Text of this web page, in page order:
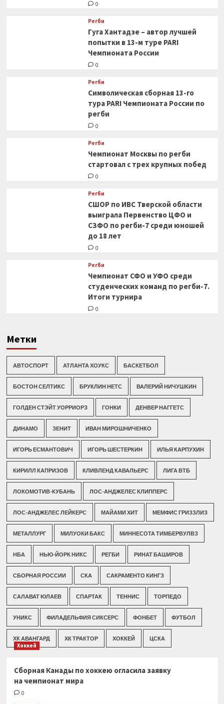
0
Регби
Гуга Хантадзе – автор лучшей
попытки в 13-м туре PARI
Чемпионата России
0
Регби
Символическая сборная 13-го
тура PARI Чемпионата России по
регби
0
Регби
Чемпионат Москвы по регби
стартовал с трех крупных побед
0
Регби
СШОР по ИВС Тверской области
выиграла Первенство ЦФО и
СЗФО по регби-7 среди юношей
до 18 лет
0
Регби
Чемпионат СФО и УФО среди
студенческих команд по регби-7.
Итоги турнира
0
Метки
АВТОСПОРТ АТЛАНТА ХОУКС БАСКЕТБОЛ
БОСТОН СЕЛТИКС БРУКЛИН НЕТС ВАЛЕРИЙ НИЧУШКИН
ГОЛДЕН СТЭЙТ УОРРИОРЗ ГОНКИ ДЕНВЕР НАГГЕТС
ДИНАМО ЗЕНИТ ИВАН МИРОШНИЧЕНКО
ИГОРЬ ЕСМАНТОВИЧ ИГОРЬ ШЕСТЕРКИН ИЛЬЯ КАРПУХИН
КИРИЛЛ КАПРИЗОВ КЛИВЛЕНД КАВАЛЬЕРС ЛИГА ВТБ
ЛОКОМОТИВ-КУБАНЬ ЛОС-АНДЖЕЛЕС КЛИППЕРС
ЛОС-АНДЖЕЛЕС ЛЕЙКЕРС МАЙАМИ ХИТ МЕМФИС ГРИЗЗЛИЗ
МЕТАЛЛУРГ МИЛУОКИ БАКС МИННЕСОТА ТИМБЕРВУЛВЗ
НБА НЬЮ-ЙОРК НИКС РЕГБИ РИНАТ БАШИРОВ
СБОРНАЯ РОССИИ СКА САКРАМЕНТО КИНГЗ
САЛАВАТ ЮЛАЕВ СПАРТАК ТЕННИС ТОРПЕДО
УНИКС ФИЛАДЕЛЬФИЯ СИКСЕРС ФОНБЕТ ФУТБОЛ
ХК АВАНГАРД ХК ТРАКТОР ХОККЕЙ ЦСКА
Хоккей
Сборная Канады по хоккею огласила заявку
на чемпионат мира
0